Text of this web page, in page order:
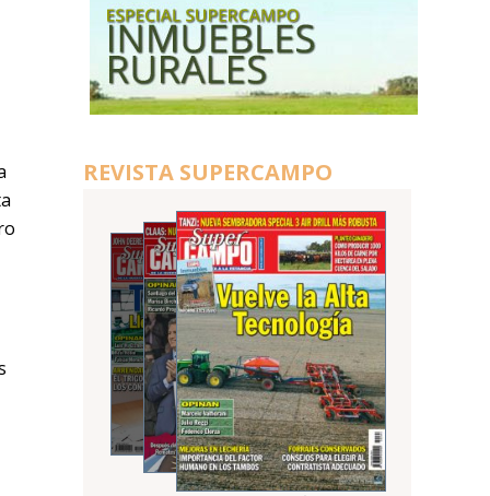
REVISTA SUPERCAMPO